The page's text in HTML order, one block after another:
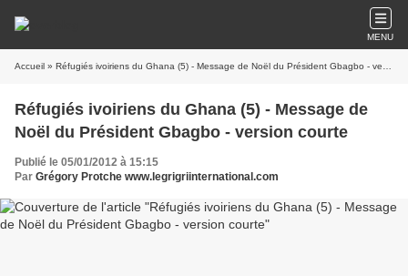
MENU
Accueil » Réfugiés ivoiriens du Ghana (5) - Message de Noël du Président Gbagbo - version courte
Réfugiés ivoiriens du Ghana (5) - Message de
Noël du Président Gbagbo - version courte
Publié le 05/01/2012 à 15:15
Par Grégory Protche www.legrigriinternational.com